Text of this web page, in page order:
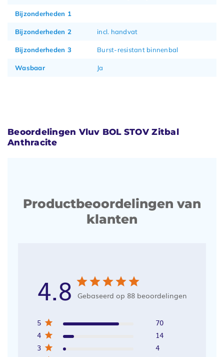
Bijzonderheden 1
Bijzonderheden 2 incl. handvat
Bijzonderheden 3 Burst-resistant binnenbal
Wasbaar Ja
Beoordelingen Vluv BOL STOV Zitbal
Anthracite
Productbeoordelingen van
klanten
4.8 Gebaseerd op 88 beoordelingen
5
70
4
14
3
4